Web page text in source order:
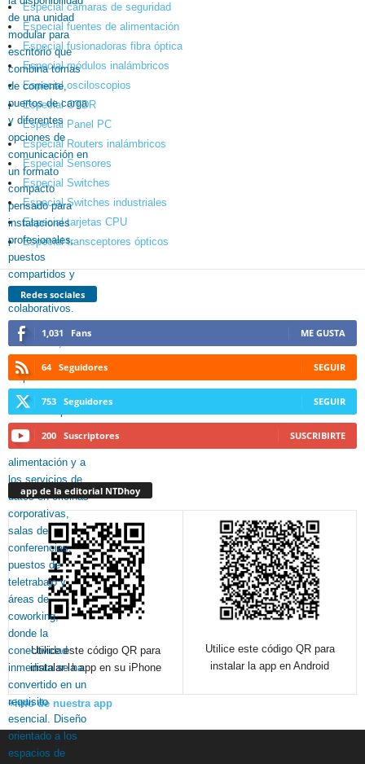
Especial cámaras de seguridad
Especial fuentes de alimentación
Especial fusionadoras fibra óptica
Especial módulos inalámbricos
Especial osciloscopios
Especial OTDR
Especial Panel PC
Especial Routers inalámbricos
Especial Sensores
Especial Switches
Especial Switches industriales
Especial tarjetas CPU
Especial transceptores ópticos
Redes sociales
1,031 Fans ME GUSTA
64 Seguidores SEGUIR
753 Seguidores SEGUIR
200 Suscriptores SUSCRIBIRTE
app de la editorial NTDhoy
Utilice este código QR para
instalar la app en su iPhone
Utilice este código QR para
instalar la app en Android
+info de nuestra app